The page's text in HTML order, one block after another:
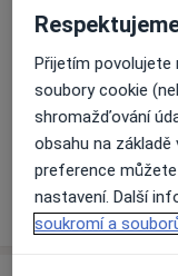
Co mám v
Způsoby platby
Na teto adrese
Detaily
Přijetím povolujete
soubory cookie
shromažďování
obsahu na základě
preference
nastavení. Další
soukromí a